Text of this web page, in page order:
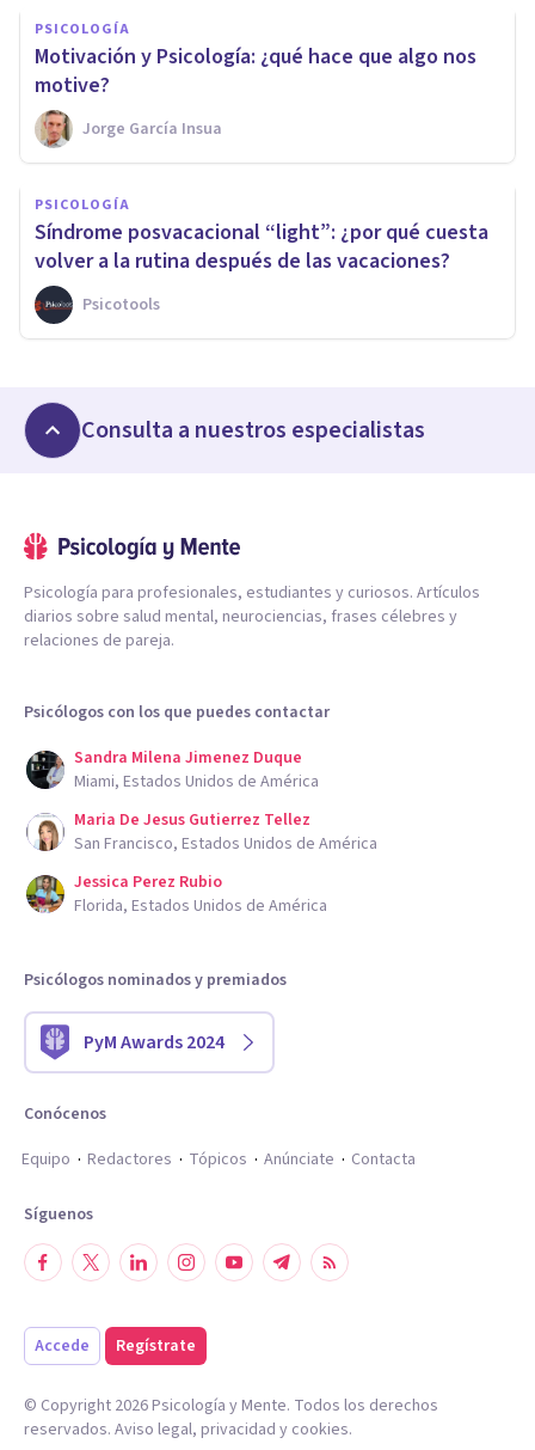
PSICOLOGÍA
Motivación y Psicología: ¿qué hace que algo nos
motive?
Jorge García Insua
PSICOLOGÍA
Síndrome posvacacional “light”: ¿por qué cuesta
volver a la rutina después de las vacaciones?
Psicotools
Consulta a nuestros especialistas
Psicología para profesionales, estudiantes y curiosos. Artículos
diarios sobre salud mental, neurociencias, frases célebres y
relaciones de pareja.
Psicólogos con los que puedes contactar
Sandra Milena Jimenez Duque
Miami, Estados Unidos de América
Maria De Jesus Gutierrez Tellez
San Francisco, Estados Unidos de América
Jessica Perez Rubio
Florida, Estados Unidos de América
Psicólogos nominados y premiados
PyM Awards 2024
Conócenos
Equipo
Redactores Tópicos Anúnciate Contacta
Síguenos
Accede Regístrate
© Copyright 2026Psicología y Mente. Todos los derechos
reservados. Aviso legal, privacidad y cookies.